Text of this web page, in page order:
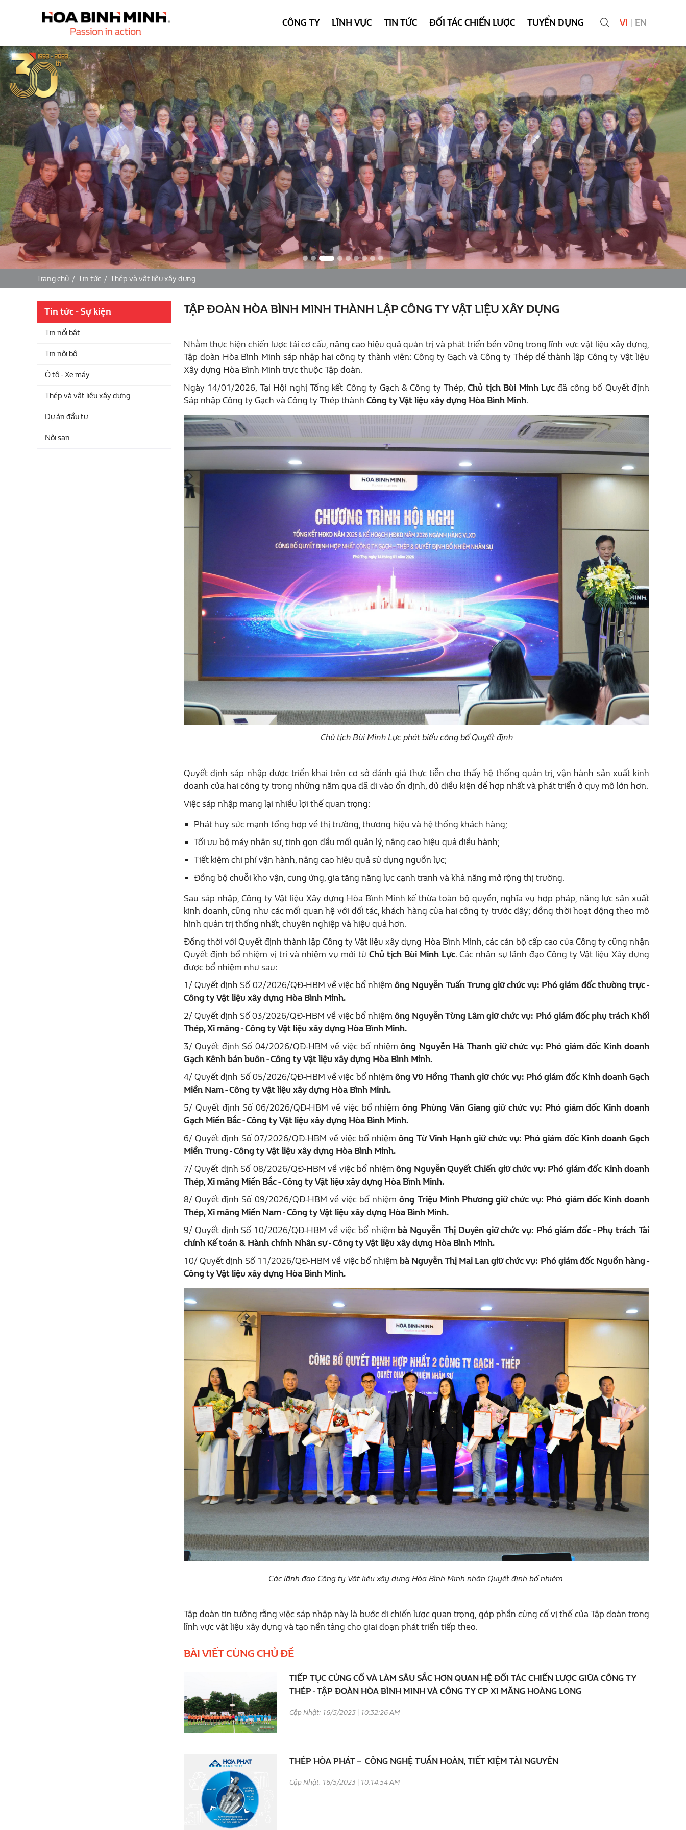
CÔNG TY LĨNH VỰC TIN TỨC ĐỐI TÁC CHIẾN LƯỢC TUYỂN DỤNG VI | EN
Trang chủ / Tin tức / Thép và vật liệu xây dựng
Tin tức - Sự kiện
Tin nổi bật
Tin nội bộ
Ô tô - Xe máy
Thép và vật liệu xây dựng
Dự án đầu tư
Nội san
TẬP ĐOÀN HÒA BÌNH MINH THÀNH LẬP CÔNG TY VẬT LIỆU XÂY DỰNG
Nhằm thực hiện chiến lược tái cơ cấu, nâng cao hiệu quả quản trị và phát triển bền vững trong lĩnh vực vật liệu xây dựng,
Tập đoàn Hòa Bình Minh sáp nhập hai công ty thành viên: Công ty Gạch và Công ty Thép để thành lập Công ty Vật liệu
Xây dựng Hòa Bình Minh trực thuộc Tập đoàn.
Ngày 14/01/2026, Tại Hội nghị Tổng kết Công ty Gạch & Công ty Thép,Chủ tịch Bùi Minh Lực đã công bố Quyết định
Sáp nhập Công ty Gạch và Công ty Thép thành Công ty Vật liệu xây dựng Hòa Bình Minh.
Chủ tịch Bùi Minh Lực phát biểu công bố Quyết định
Quyết định sáp nhập được triển khai trên cơ sở đánh giá thực tiễn cho thấy hệ thống quản trị, vận hành sản xuất kinh
doanh của hai công ty trong những năm qua đã đi vào ổn định, đủ điều kiện để hợp nhất và phát triển ở quy mô lớn hơn.
Việc sáp nhập mang lại nhiều lợi thế quan trọng:
Phát huy sức mạnh tổng hợp về thị trường, thương hiệu và hệ thống khách hàng;
Tối ưu bộ máy nhân sự, tinh gọn đầu mối quản lý, nâng cao hiệu quả điều hành;
Tiết kiệm chi phí vận hành, nâng cao hiệu quả sử dụng nguồn lực;
Đồng bộ chuỗi kho vận, cung ứng, gia tăng năng lực cạnh tranh và khả năng mở rộng thị trường.
Sau sáp nhập, Công ty Vật liệu Xây dựng Hòa Bình Minh kế thừa toàn bộ quyền, nghĩa vụ hợp pháp, năng lực sản xuất
kinh doanh, cũng như các mối quan hệ với đối tác, khách hàng của hai công ty trước đây; đồng thời hoạt động theo mô
hình quản trị thống nhất, chuyên nghiệp và hiệu quả hơn.
Đồng thời với Quyết định thành lập Công ty Vật liệu xây dựng Hòa Bình Minh, các cán bộ cấp cao của Công ty cũng nhận
Quyết định bổ nhiệm vị trí và nhiệm vụ mới từ Chủ tịch Bùi Minh Lực. Các nhân sự lãnh đạo Công ty Vật liệu Xây dựng
được bổ nhiệm như sau:
1/ Quyết định Số 02/2026/QĐ-HBM về việc bổ nhiệmông Nguyễn Tuấn Trung giữ chức vụ: Phó giám đốc thường trực -
Công ty Vật liệu xây dựng Hòa Bình Minh.
2/ Quyết định Số 03/2026/QĐ-HBM về việc bổ nhiệm ông Nguyễn Tùng Lâm giữ chức vụ: Phó giám đốc phụ trách Khối
Thép, Xi măng - Công ty Vật liệu xây dựng Hòa Bình Minh.
3/ Quyết định Số 04/2026/QĐ-HBM về việc bổ nhiệmông Nguyễn Hà Thanh giữ chức vụ: Phó giám đốc Kinh doanh
Gạch Kênh bán buôn - Công ty Vật liệu xây dựng Hòa Bình Minh.
4/ Quyết định Số 05/2026/QĐ-HBM về việc bổ nhiệmông Vũ Hồng Thanh giữ chức vụ: Phó giám đốc Kinh doanh Gạch
Miền Nam - Công ty Vật liệu xây dựng Hòa Bình Minh.
5/ Quyết định Số 06/2026/QĐ-HBM về việc bổ nhiệmông Phùng Văn Giang giữ chức vụ: Phó giám đốc Kinh doanh
Gạch Miền Bắc - Công ty Vật liệu xây dựng Hòa Bình Minh.
6/ Quyết định Số 07/2026/QĐ-HBM về việc bổ nhiệm ông Từ Vinh Hạnh giữ chức vụ: Phó giám đốc Kinh doanh Gạch
Miền Trung - Công ty Vật liệu xây dựng Hòa Bình Minh.
7/ Quyết định Số 08/2026/QĐ-HBM về việc bổ nhiệmông Nguyễn Quyết Chiến giữ chức vụ: Phó giám đốc Kinh doanh
Thép, Xi măng Miền Bắc - Công ty Vật liệu xây dựng Hòa Bình Minh.
8/ Quyết định Số 09/2026/QĐ-HBM về việc bổ nhiệmông Triệu Minh Phương giữ chức vụ: Phó giám đốc Kinh doanh
Thép, Xi măng Miền Nam - Công ty Vật liệu xây dựng Hòa Bình Minh.
9/ Quyết định Số 10/2026/QĐ-HBM về việc bổ nhiệmbà Nguyễn Thị Duyên giữ chức vụ: Phó giám đốc - Phụ trách Tài
chính Kế toán & Hành chính Nhân sự - Công ty Vật liệu xây dựng Hòa Bình Minh.
10/ Quyết định Số 11/2026/QĐ-HBM về việc bổ nhiệm bà Nguyễn Thị Mai Lan giữ chức vụ: Phó giám đốc Nguồn hàng -
Công ty Vật liệu xây dựng Hòa Bình Minh.
Các lãnh đạo Công ty Vật liệu xây dựng Hòa Bình Minh nhận Quyết định bổ nhiệm
Tập đoàn tin tưởng rằng việc sáp nhập này là bước đi chiến lược quan trọng, góp phần củng cố vị thế của Tập đoàn trong
lĩnh vực vật liệu xây dựng và tạo nền tảng cho giai đoạn phát triển tiếp theo.
BÀI VIẾT CÙNG CHỦ ĐỀ
TIẾP TỤC CỦNG CỐ VÀ LÀM SÂU SẮC HƠN QUAN HỆ ĐỐI TÁC CHIẾN LƯỢC GIỮA CÔNG TY
THÉP - TẬP ĐOÀN HÒA BÌNH MINH VÀ CÔNG TY CP XI MĂNG HOÀNG LONG
Cập Nhật: 16/5/2023 | 10:32:26 AM
THÉP HÒA PHÁT – CÔNG NGHỆ TUẦN HOÀN, TIẾT KIỆM TÀI NGUYÊN
Cập Nhật: 16/5/2023 | 10:14:54 AM